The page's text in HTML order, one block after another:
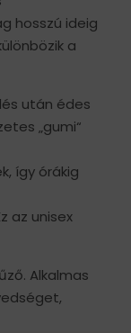
hosszú ideig
a
után édes
„gumi“
így órákig
az unisex
Alkalmas